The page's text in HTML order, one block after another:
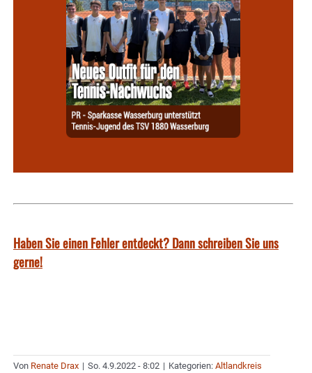
Haben Sie einen Fehler entdeckt? Dann schreiben Sie uns
gerne!
Von Renate Drax | So. 4.9.2022 - 8:02 | Kategorien: Altlandkreis